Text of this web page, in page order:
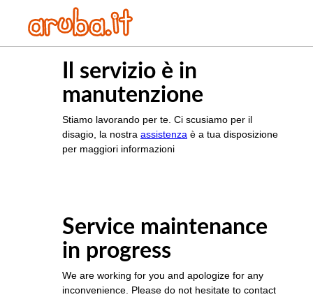
Il servizio è in
manutenzione
Stiamo lavorando per te. Ci scusiamo per il
disagio, la nostra assistenza è a tua disposizione
per maggiori informazioni
Service maintenance
in progress
We are working for you and apologize for any
inconvenience. Please do not hesitate to contact